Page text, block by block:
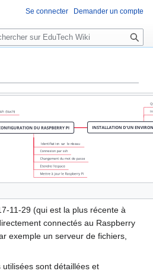
11-29 (qui est la plus récente à
connectés au Raspberry
exemple un serveur de fichiers,
sont détaillées et
Se connecter Demander un compte